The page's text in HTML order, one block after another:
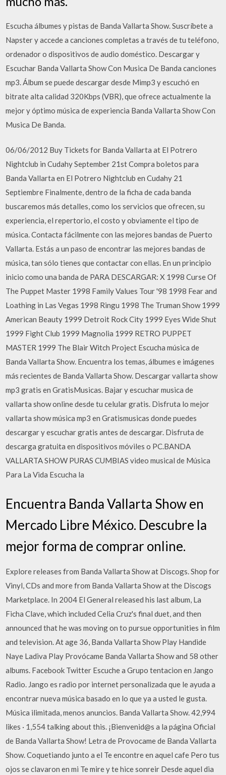
Escucha álbumes y pistas de Banda Vallarta Show. Suscríbete a
Napster y accede a canciones completas a través de tu teléfono,
ordenador o dispositivos de audio doméstico. Descargar y
Escuchar Banda Vallarta Show Con Musica De Banda canciones
mp3. Álbum se puede descargar desde Mimp3 y escuchó en
bitrate alta calidad 320Kbps (VBR), que ofrece actualmente la
mejor y óptimo música de experiencia Banda Vallarta Show Con
Musica De Banda.
06/06/2012 Buy Tickets for Banda Vallarta at El Potrero
Nightclub in Cudahy September 21st Compra boletos para
Banda Vallarta en El Potrero Nightclub en Cudahy 21
Septiembre Finalmente, dentro de la ficha de cada banda
buscaremos más detalles, como los servicios que ofrecen, su
experiencia, el repertorio, el costo y obviamente el tipo de
música. Contacta fácilmente con las mejores bandas de Puerto
Vallarta. Estás a un paso de encontrar las mejores bandas de
música, tan sólo tienes que contactar con ellas. En un principio
inicio como una banda de PARA DESCARGAR: X 1998 Curse Of
The Puppet Master 1998 Family Values Tour '98 1998 Fear and
Loathing in Las Vegas 1998 Ringu 1998 The Truman Show 1999
American Beauty 1999 Detroit Rock City 1999 Eyes Wide Shut
1999 Fight Club 1999 Magnolia 1999 RETRO PUPPET
MASTER 1999 The Blair Witch Project Escucha música de
Banda Vallarta Show. Encuentra los temas, álbumes e imágenes
más recientes de Banda Vallarta Show. Descargar vallarta show
mp3 gratis en GratisMusicas. Bajar y escuchar musica de
vallarta show online desde tu celular gratis. Disfruta lo mejor
vallarta show música mp3 en Gratismusicas donde puedes
descargar y escuchar gratis antes de descargar. Disfruta de
descarga gratuita en dispositivos móviles o PC.BANDA
VALLARTA SHOW PURAS CUMBIAS video musical de Música
Para La Vida Escucha la
Encuentra Banda Vallarta Show en
Mercado Libre México. Descubre la
mejor forma de comprar online.
Explore releases from Banda Vallarta Show at Discogs. Shop for
Vinyl, CDs and more from Banda Vallarta Show at the Discogs
Marketplace. In 2004 El General released his last album, La
Ficha Clave, which included Celia Cruz's final duet, and then
announced that he was moving on to pursue opportunities in film
and television. At age 36, Banda Vallarta Show Play Handide
Naye Ladiva Play Provócame Banda Vallarta Show and 58 other
albums. Facebook Twitter Escuche a Grupo tentacion en Jango
Radio. Jango es radio por internet personalizada que le ayuda a
encontrar nueva música basado en lo que ya a usted le gusta.
Música ilimitada, menos anuncios. Banda Vallarta Show. 42,994
likes · 1,554 talking about this. ¡Bienvenid@s a la página Oficial
de Banda Vallarta Show! Letra de Provocame de Banda Vallarta
Show. Coquetiando junto a el Te encontre en aquel cafe Pero tus
ojos se clavaron en mi Te mire y te hice sonreir Desde aquel dia